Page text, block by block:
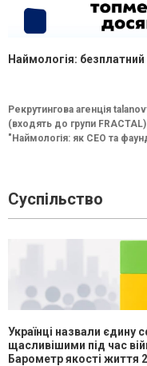
Наймологія:
Рекрутингова агенція
(входять до групи
"Наймологія: як СEO та
Суспільство
Українці назвали єдину
щасливішими під час
Барометр якості життя